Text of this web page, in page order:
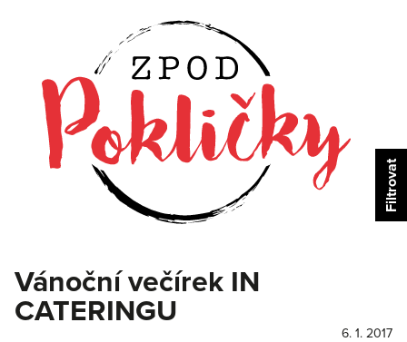
Vánoční večírek IN
CATERINGU
6. 1. 2017